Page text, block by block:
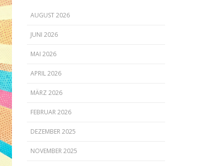
AUGUST 2026
JUNI 2026
MAI 2026
APRIL 2026
MÄRZ 2026
FEBRUAR 2026
DEZEMBER 2025
NOVEMBER 2025